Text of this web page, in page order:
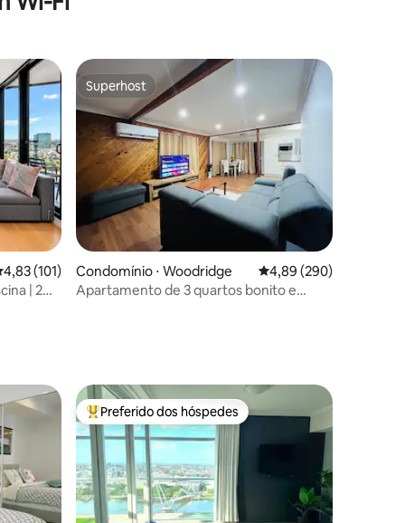
de uma avaliação média de 5, 101 avaliações
4,83 (101)
| 2
Superhost
Superhost
Condomínio ⋅ Woodridge 4,89 de uma avaliação
4,89 (290)
Apartamento de 3 quartos bonito e
Entre os melhores preferidos dos hóspedes
Preferido dos hóspedes